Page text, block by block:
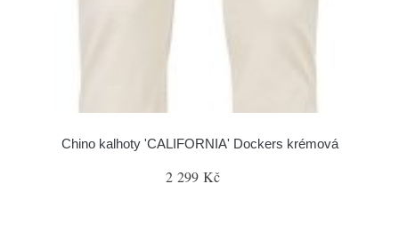
Chino kalhoty 'CALIFORNIA' Dockers krémová
2 299 Kč